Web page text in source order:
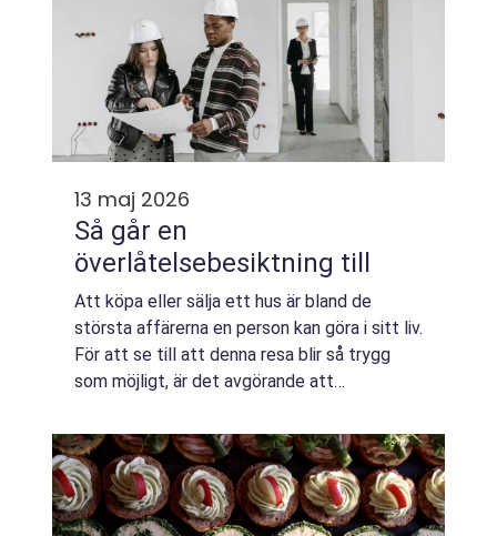
13 maj 2026
Så går en
överlåtelsebesiktning till
Att köpa eller sälja ett hus är bland de
största affärerna en person kan göra i sitt liv.
För att se till att denna resa blir så trygg
som möjligt, är det avgörande att